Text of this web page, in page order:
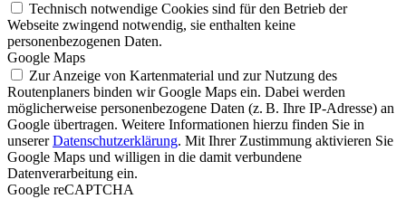
Technisch notwendige Cookies sind für den Betrieb der
Webseite zwingend notwendig, sie enthalten keine
personenbezogenen Daten.
Google Maps
Zur Anzeige von Kartenmaterial und zur Nutzung des
Routenplaners binden wir Google Maps ein. Dabei werden
möglicherweise personenbezogene Daten (z. B. Ihre IP-Adresse) an
Google übertragen. Weitere Informationen hierzu finden Sie in
unsererDatenschutzerklärung. Mit Ihrer Zustimmung aktivieren Sie
Google Maps und willigen in die damit verbundene
Datenverarbeitung ein.
Google reCAPTCHA